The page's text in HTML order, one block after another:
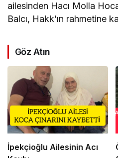
ailesinden Hacı Molla
Balcı, Hakk’ın rahmetine
Göz Atın
İpekçioğlu Ailesinin Acı